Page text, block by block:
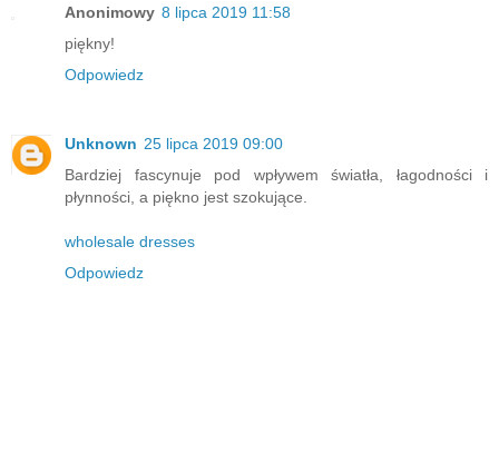
Anonimowy 8 lipca 2019 11:58
piękny!
Odpowiedz
Unknown 25 lipca 2019 09:00
Bardziej fascynuje pod wpływem światła, łagodności i
płynności, a piękno jest szokujące.
wholesale dresses
Odpowiedz